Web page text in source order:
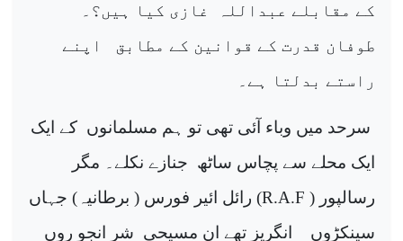
کے مقابلے عبداللہ
غازی کیا ہیں؟۔
طوفان قدرت کے قوانین کے مطابق
اپنے
راستے بدلتا ہے۔
سرحد میں وباء آئی تھی تو ہم مسلمانوں کے ایک
ایک محلے سے پچاس ساٹھ جنازے نکلے۔ مگر
رسالپور ( R.A.F) رائل ائیر فورس ( برطانیہ) جہاں
سینکڑوں
انگریز تھے ان مسیحی شر انجو روں